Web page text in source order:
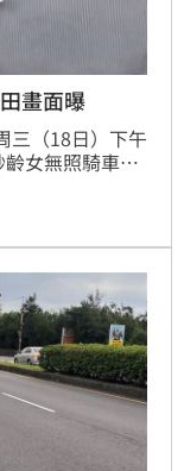
畫面曝
三（18日）下午
女無照騎車載
方騎士見狀連
2名受傷女子送
調查釐清。記者